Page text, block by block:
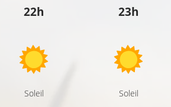
22h
Soleil
23h
Soleil